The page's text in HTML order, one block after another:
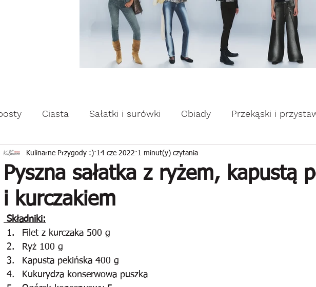
Ciasta Sałatki i surówki Obiady Przekąski i
wypieki Zapiekanki Placuszki i naleśniki
Pyszna sałatka z ryżem, kapustą
i kurczakiem
Kulinarne Przygody :) 14 cze 2022 1 minut(y) czytania
Składniki:
Filet z kurczaka 500 g
Ryż 100 g
Kapusta pekińska 400 g
Kukurydza konserwowa puszka